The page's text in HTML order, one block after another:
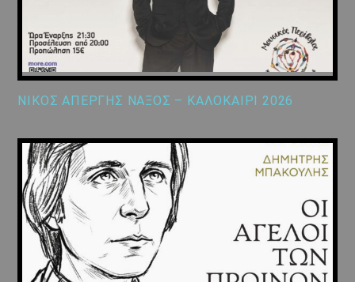
ΝΙΚΟΣ ΑΠΕΡΓΗΣ ΝΑΞΟΣ – ΚΑΛΟΚΑΙΡΙ 2026